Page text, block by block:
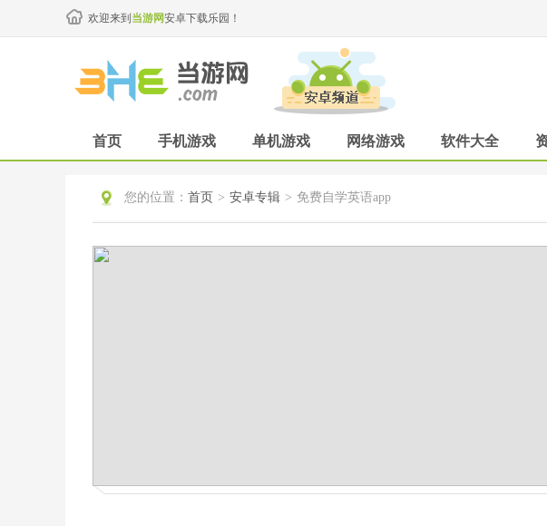
欢迎来到 当游网安卓下载乐园！
首页 手机游戏 单机游戏 网络游戏 软件大全
您的位置： 首页 > 安卓专辑 > 免费自学英语app